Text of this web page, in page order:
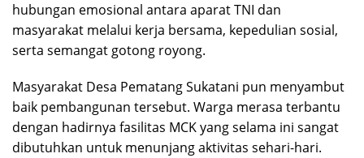
hubungan emosional antara aparat TNI dan
masyarakat melalui kerja bersama, kepedulian sosial,
serta semangat gotong royong.
Masyarakat Desa Pematang Sukatani pun menyambut
baik pembangunan tersebut. Warga merasa terbantu
dengan hadirnya fasilitas MCK yang selama ini sangat
dibutuhkan untuk menunjang aktivitas sehari-hari.